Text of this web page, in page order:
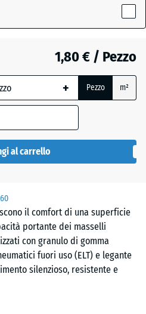
il comfort di una superficie
portante dei masselli
con granulo di gomma
fuori uso (ELT) e legante
silenzioso, resistente e
1,80 € / Pezzo
+ Pezzo m²
al carrello